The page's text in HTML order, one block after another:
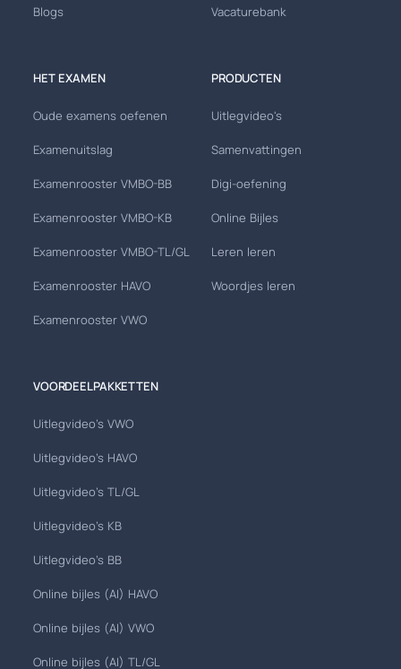
Blogs Vacaturebank
HET EXAMEN
Oude examens oefenen
Examenuitslag
Examenrooster VMBO-BB
Examenrooster VMBO-KB
Examenrooster VMBO-TL/GL
Examenrooster HAVO
Examenrooster VWO
PRODUCTEN
Uitlegvideo's
Samenvattingen
Digi-oefening
Online Bijles
Leren leren
Woordjes leren
VOORDEELPAKKETTEN
Uitlegvideo's VWO
Uitlegvideo's HAVO
Uitlegvideo's TL/GL
Uitlegvideo's KB
Uitlegvideo's BB
Online bijles (AI) HAVO
Online bijles (AI) VWO
Online bijles (AI) TL/GL